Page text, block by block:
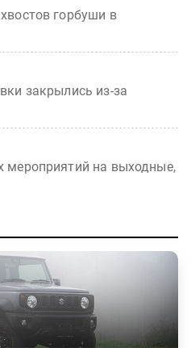
горбуши в
закрылись из-за
мероприятий на выходные,